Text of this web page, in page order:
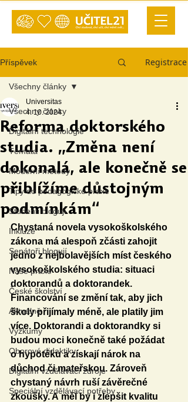
Příspěvek Registrace
Všechny články
Digitální technologie
Témata
Moderní metody
Tipy do pedagogické praxe
Studenti blogují
Inkluze
Senátoři blogují
Naše praxe
České školství
Aktuálně
Výzkumy
Oborové didaktiky
Digitální vzdělávací zdroje
Speciální vzdělávací potřeby
Všechny články
Reforma doktorského
studia. „Změna není
dokonalá, ale konečně se
přiblížíme důstojným
podmínkám“
Universitas
4. 10. 2024
Chystaná novela vysokoškolského
zákona má alespoň zčásti zahojit
jedno z nejbolavějších míst českého
vysokoškolského studia: situaci
doktorandů a doktorandek.
Financování se změní tak, aby jich
školy přijímaly méně, ale platily jim
více. Doktorandi a doktorandky si
budou moci konečně také požádat
o hypotéku a získají nárok na
důchod či mateřskou. Zároveň
chystaný návrh ruší závěrečné
zkoušky. A měl by i zlepšit kvalitu